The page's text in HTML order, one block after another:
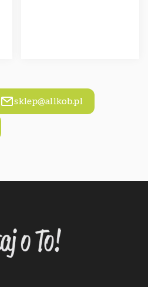
sklep@allkob.pl